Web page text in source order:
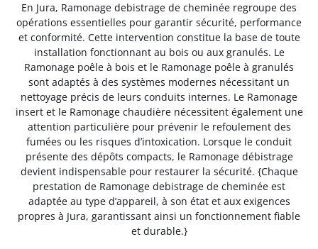
En Jura, Ramonage debistrage de cheminée regroupe des
opérations essentielles pour garantir sécurité, performance
et conformité. Cette intervention constitue la base de toute
installation fonctionnant au bois ou aux granulés. Le
Ramonage poêle à bois et le Ramonage poêle à granulés
sont adaptés à des systèmes modernes nécessitant un
nettoyage précis de leurs conduits internes. Le Ramonage
insert et le Ramonage chaudière nécessitent également une
attention particulière pour prévenir le refoulement des
fumées ou les risques d’intoxication. Lorsque le conduit
présente des dépôts compacts, le Ramonage débistrage
devient indispensable pour restaurer la sécurité. {Chaque
prestation de Ramonage debistrage de cheminée est
adaptée au type d’appareil, à son état et aux exigences
propres à Jura, garantissant ainsi un fonctionnement fiable
et durable.}